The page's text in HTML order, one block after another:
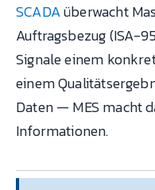
SCADAüberwacht
Auftragsbezug (ISA-
Signale einem
einem
Daten — MES macht
Informationen.